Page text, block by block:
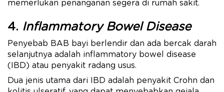
memerlukan penanganan segera di rumah sakit.
4. Inflammatory Bowel Disease
Penyebab BAB bayi berlendir dan ada bercak darah
selanjutnya adalah inflammatory bowel disease
(IBD) atau penyakit radang usus.
Dua jenis utama dari IBD adalah penyakit Crohn dan